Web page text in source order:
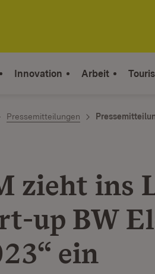
Innovation Arbeit
Pressemitteilungen
zieht ins
up BW
ein